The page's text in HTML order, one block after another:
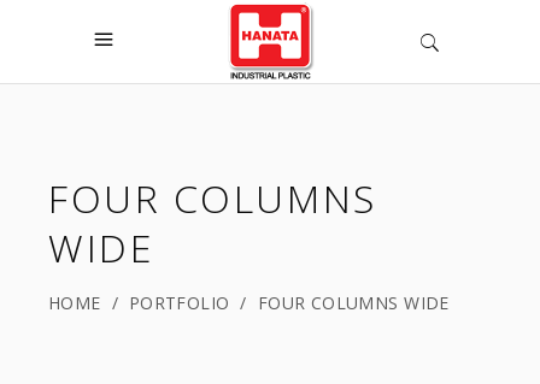
FOUR COLUMNS
WIDE
HOME / PORTFOLIO / FOUR COLUMNS WIDE